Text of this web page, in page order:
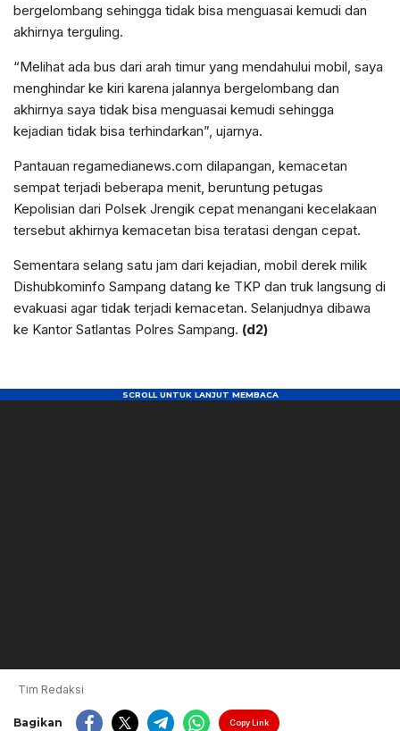
bergelombang sehingga tidak bisa menguasai kemudi dan
akhirnya terguling.
“Melihat ada bus dari arah timur yang mendahului mobil, saya
menghindar ke kiri karena jalannya bergelombang dan
akhirnya saya tidak bisa menguasai kemudi sehingga
kejadian tidak bisa terhindarkan”, ujarnya.
Pantauan regamedianews.com dilapangan, kemacetan
sempat terjadi beberapa menit, beruntung petugas
Kepolisian dari Polsek Jrengik cepat menangani kecelakaan
tersebut akhirnya kemacetan bisa teratasi dengan cepat.
Sementara selang satu jam dari kejadian, mobil derek milik
Dishubkominfo Sampang datang ke TKP dan truk langsung di
evakuasi agar tidak terjadi kemacetan. Selanjudnya dibawa
ke Kantor Satlantas Polres Sampang. (d2)
Tim Redaksi
Bagikan Copy Link